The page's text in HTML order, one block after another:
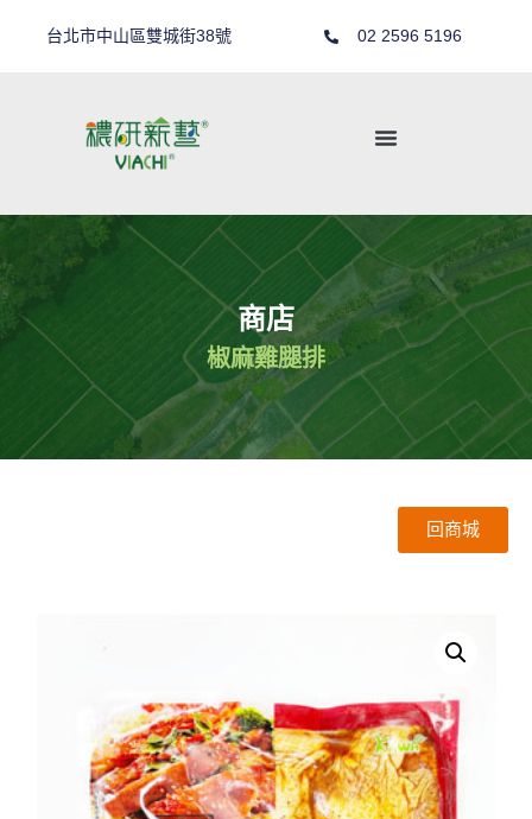
台北市中山區雙城街38號 02 2596 5196
商店
椒麻雞腿排
回商城